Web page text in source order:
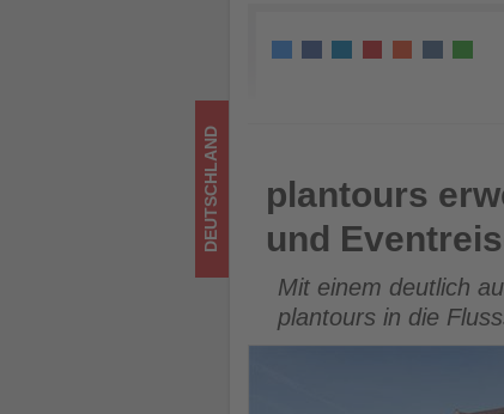
Tourismus
plantours erweitert
DEUTSCHLAND
plantours
und
Mit einem deutlich
plantours in die